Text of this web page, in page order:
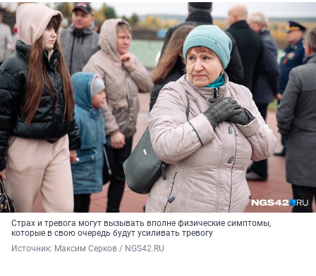
Страх и тревога могут вызывать вполне физические симптомы,
которые в свою очередь будут усиливать тревогу
Источник: Максим Серков / NGS42.RU